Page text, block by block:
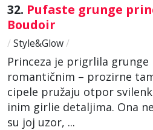
32. Pufaste grunge
Boudoir
/ Style&Glow/
Princeza je prigrlila
romantičnim – prozirne
cipele pružaju otpor
inim girlie detaljima. Ona
su joj uzor, ...